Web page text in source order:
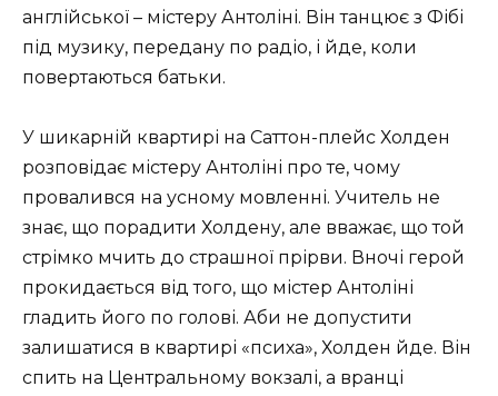
англійської – містеру Антоліні. Він танцює з Фібі
під музику, передану по радіо, і йде, коли
повертаються батьки.
У шикарній квартирі на Саттон-плейс Холден
розповідає містеру Антоліні про те, чому
провалився на усному мовленні. Учитель не
знає, що порадити Холдену, але вважає, що той
стрімко мчить до страшної прірви. Вночі герой
прокидається від того, що містер Антоліні
гладить його по голові. Аби не допустити
залишатися в квартирі «психа», Холден йде. Він
спить на Центральному вокзалі, а вранці